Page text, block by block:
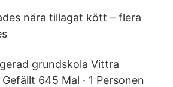
nära tillagat kött – flera
grundskola Vittra
645 Mal · 1 Personen